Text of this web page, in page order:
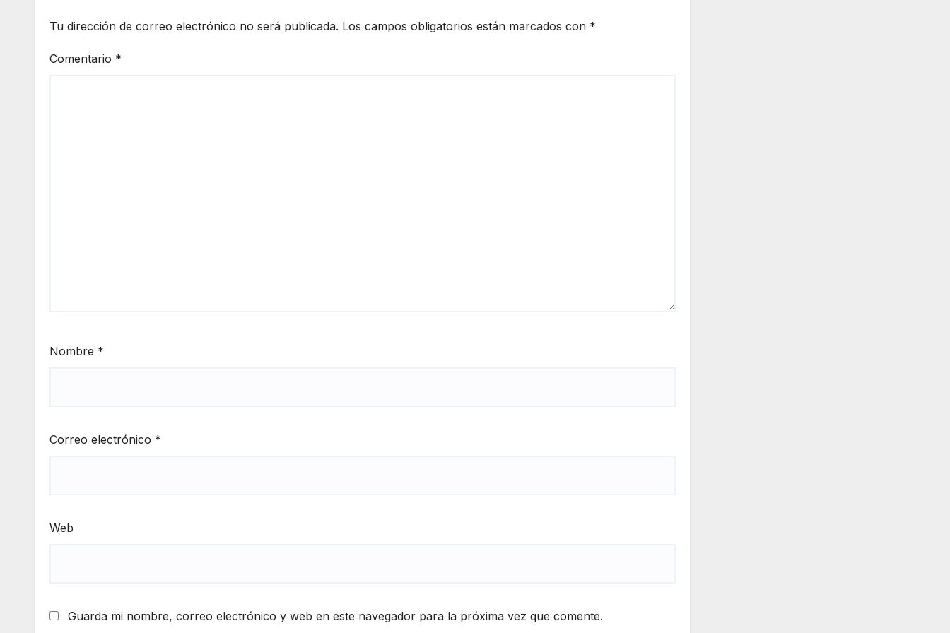
Tu dirección de correo electrónico no será publicada. Los campos obligatorios están marcados con *
Comentario *
Nombre *
Correo electrónico *
Web
Guarda mi nombre, correo electrónico y web en este navegador para la próxima vez que comente.